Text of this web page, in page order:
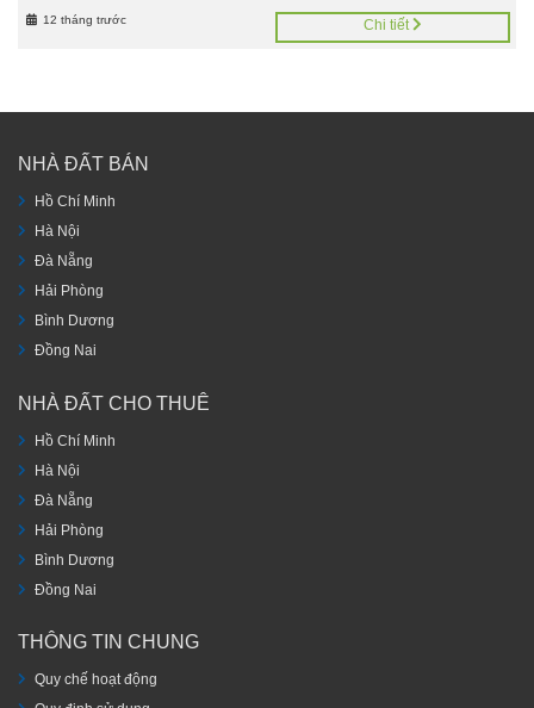
12 tháng trước Chi tiết
NHÀ ĐẤT BÁN
Hồ Chí Minh
Hà Nội
Đà Nẵng
Hải Phòng
Bình Dương
Đồng Nai
NHÀ ĐẤT CHO THUÊ
Hồ Chí Minh
Hà Nội
Đà Nẵng
Hải Phòng
Bình Dương
Đồng Nai
THÔNG TIN CHUNG
Quy chế hoạt động